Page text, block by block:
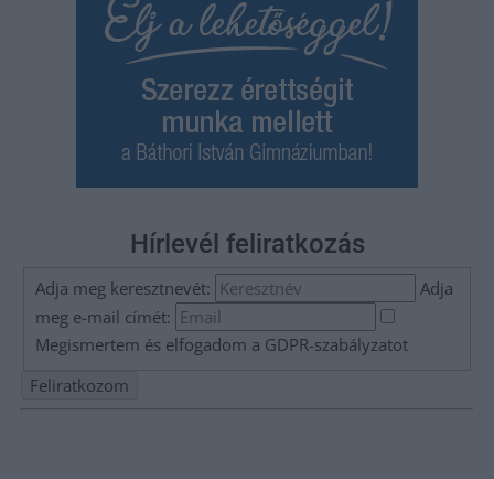
Hírlevél feliratkozás
Adja meg keresztnevét:
Adja
meg e-mail címét:
Megismertem és elfogadom a GDPR-szabályzatot